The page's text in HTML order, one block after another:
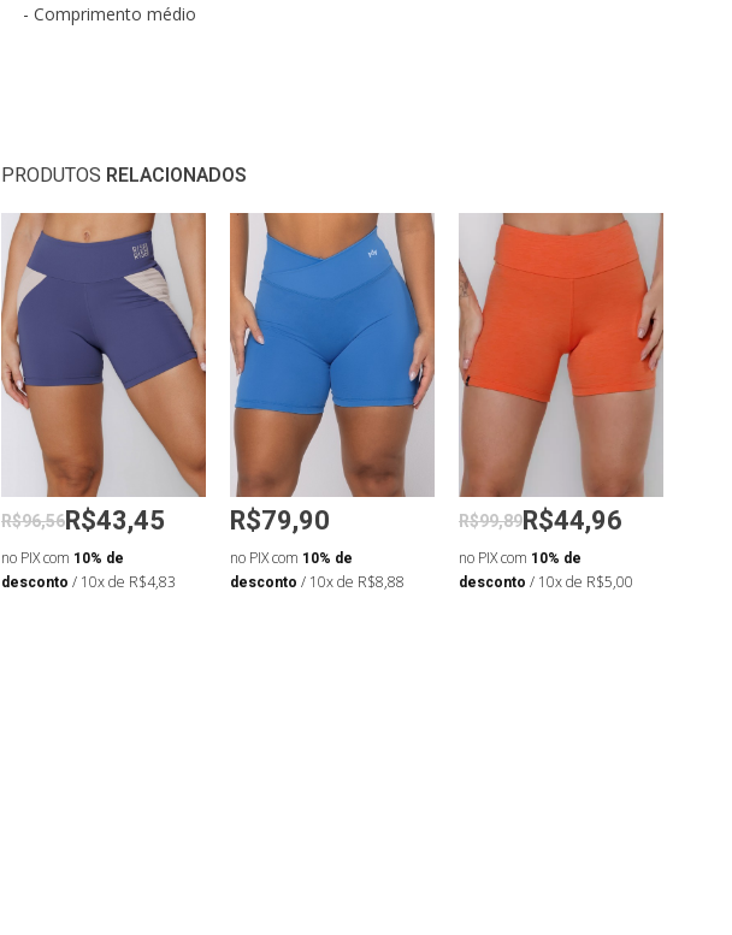
- Comprimento médio
PRODUTOS RELACIONADOS
R$96,56R$43,45
no PIX com 10% de
desconto / 10x de R$4,83
R$79,90
no PIX com 10% de
desconto / 10x de R$8,88
R$99,89R$44,96
no PIX com 10% de
desconto / 10x de R$5,00